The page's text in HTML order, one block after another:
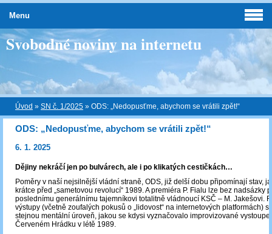
Svobodné noviny na internetu
Úvod » SN č. 1/2025 » ODS: „Nedopusťme, abychom se vrátili zpět!“
ODS: „Nedopusťme, abychom se vrátili zpět!“
6. 1. 2025
Dějiny nekráčí jen po bulvárech, ale i po klikatých cestičkách…
Poměry v naší nejsilnější vládní straně, ODS, již delší dobu připomínají stav,
krátce před „sametovou revolucí“ 1989. A premiéra P. Fialu lze bez nadsázky
poslednímu generálnímu tajemníkovi totalitně vládnoucí KSČ – M. Jakešovi.
výstupy (včetně zoufalých pokusů o „lidovost“ na internetových platformách)
stejnou mentální úroveň, jakou se kdysi vyznačovalo improvizované
Červeném Hrádku v létě 1989.
Menu